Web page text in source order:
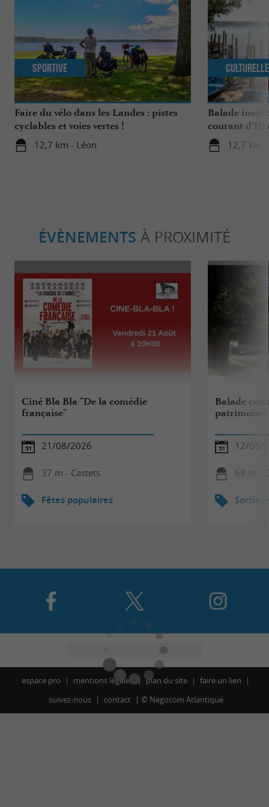
Faire du vélo dans les Landes : pistes
cyclables et voies vertes !
12,7 km - Léon
Sportive
Balade
courant
12,7 km
Culturelle
ÉVÈNEMENTS À PROXIMITÉ
Ciné Bla Bla "De la comédie
française"
21/08/2026
37 m - Castets
Fêtes populaires
Balade
patrimoine"
12/08/
68 m -
Sorties
espace pro mentions légales plan du site
faire un lien
suivez-nous
contact © Negocom Atlantique